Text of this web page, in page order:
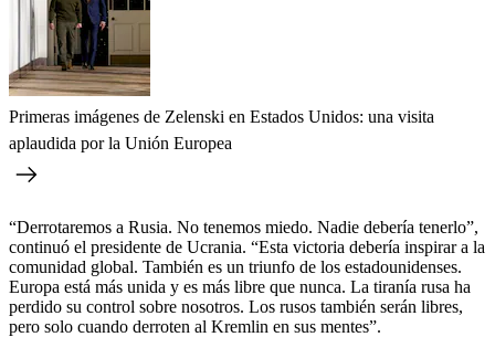
Primeras imágenes de Zelenski en Estados Unidos: una visita
aplaudida por la Unión Europea
“Derrotaremos a Rusia. No tenemos miedo. Nadie debería tenerlo”,
continuó el presidente de Ucrania. “Esta victoria debería inspirar a la
comunidad global. También es un triunfo de los estadounidenses.
Europa está más unida y es más libre que nunca. La tiranía rusa ha
perdido su control sobre nosotros. Los rusos también serán libres,
pero solo cuando derroten al Kremlin en sus mentes”.